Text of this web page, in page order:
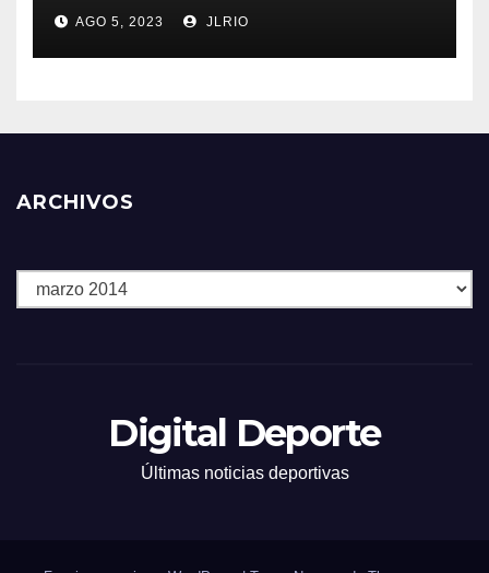
AGO 5, 2023 JLRIO
ARCHIVOS
Archivos
Digital Deporte
Últimas noticias deportivas